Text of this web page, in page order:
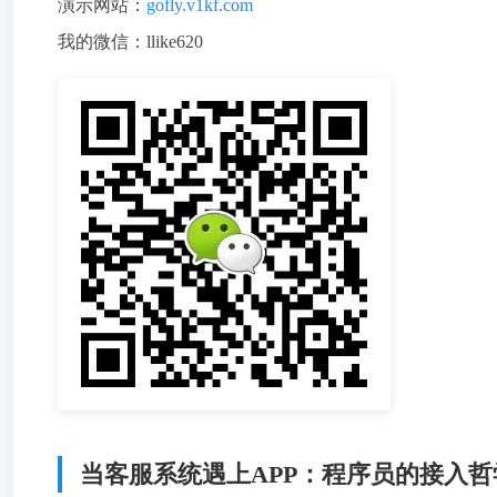
演示网站： gofly.v1kf.com
我的微信：llike620
当客服系统遇上APP：程序员的接入